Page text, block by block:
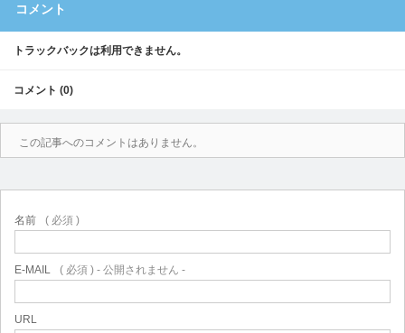
コメント
トラックバックは利用できません。
コメント (0)
この記事へのコメントはありません。
名前 ( 必須 )
E-MAIL ( 必須 ) - 公開されません -
URL